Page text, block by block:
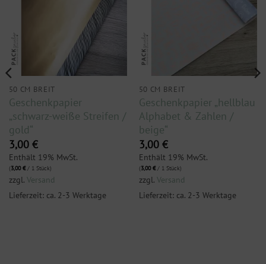
50 CM BREIT
Geschenkpapier
„schwarz-weiße Streifen /
gold“
3,00 €
Enthält 19% MwSt.
(3,00€/ 1 Stück)
zzgl. Versand
Lieferzeit: ca. 2-3 Werktage
50 CM BREIT
Geschenkpapier „hellblau
Alphabet & Zahlen /
beige“
3,00 €
Enthält 19% MwSt.
(3,00€/ 1 Stück)
zzgl. Versand
Lieferzeit: ca. 2-3 Werktage